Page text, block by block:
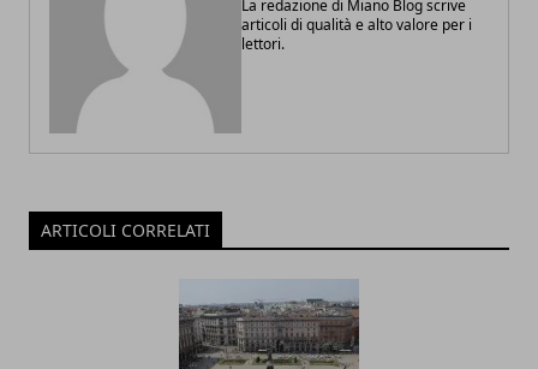
La redazione di Miano Blog scrive
articoli di qualità e alto valore per i
lettori.
ARTICOLI CORRELATI